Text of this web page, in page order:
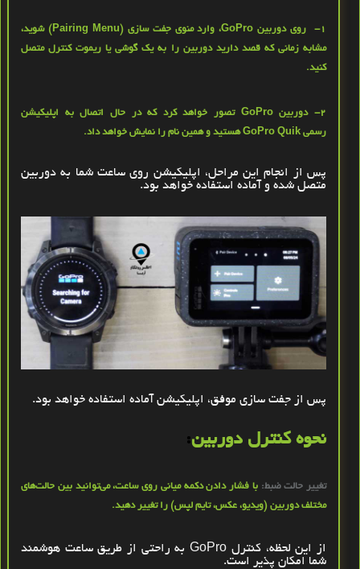
1- روی دوربین GoPro، وارد منوی جفت ‌سازی(Pairing Menu) شوید،
مشابه زمانی که قصد دارید دوربین را به یک گوشی یا ریموت کنترل متصل
کنید.
2- دوربین GoPro
تصور خواهد کرد که در حال اتصال به اپلیکیشن
رسمی GoPro Quik هستید و همین نام را نمایش خواهد داد.
پس از انجام این مراحل، اپلیکیشن روی ساعت شما به دوربین
متصل شده و آماده استفاده خواهد بود.
پس از جفت ‌سازی موفق، اپلیکیشن آماده استفاده خواهد بود.
نحوه کنترل دوربین:
تغییر حالت ضبط: با فشار دادن دکمه میانی روی ساعت، می‌توانید بین حالت‌های
مختلف دوربین (ویدیو، عکس، تایم ‌لپس) را تغییر دهید.
از این لحظه، کنترل GoPro به‌ راحتی از طریق ساعت هوشمند
شما امکان ‌پذیر است.